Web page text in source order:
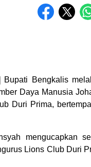
Bupati Bengkalis
Daya Manusia
Duri Prima,
mengucapkan
Lions Club Duri